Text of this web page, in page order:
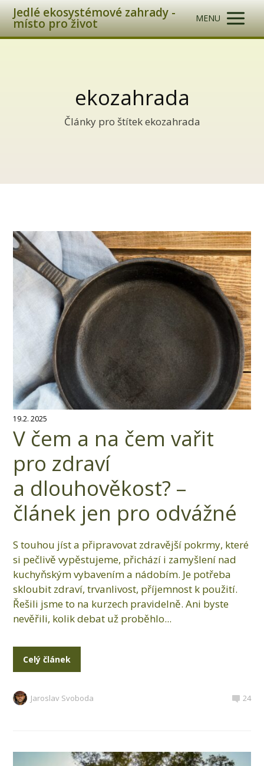
Jedlé ekosystémové zahrady -
místo pro život MENU
ekozahrada
Články pro štítek ekozahrada
19.2. 2025
V čem a na čem vařit
pro zdraví
a dlouhověkost? –
článek jen pro odvážné
S touhou jíst a připravovat zdravější pokrmy, které
si pečlivě vypěstujeme, přichází i zamyšlení nad
kuchyňským vybavením a nádobím. Je potřeba
skloubit zdraví, trvanlivost, příjemnost k použití.
Řešili jsme to na kurzech pravidelně. Ani byste
nevěřili, kolik debat už proběhlo...
Celý článek
Jaroslav Svoboda 24